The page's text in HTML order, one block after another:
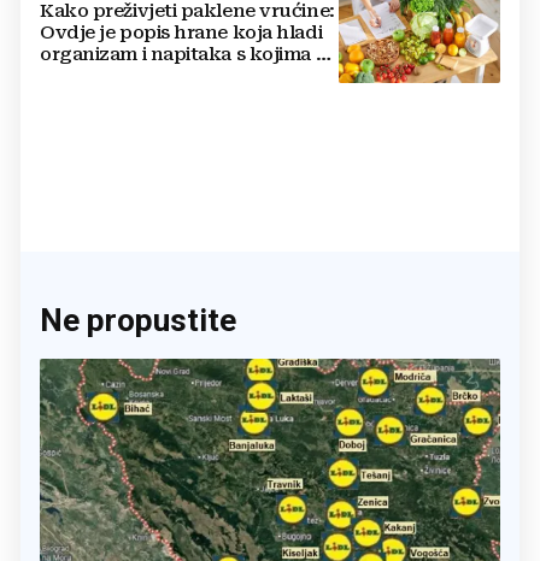
Kako preživjeti paklene vrućine:
Ovdje je popis hrane koja hladi
organizam i napitaka s kojima si
Ne propustite